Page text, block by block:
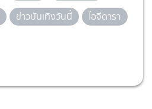
ข่าวบันเทิงวันนี้
ไอจีดารา